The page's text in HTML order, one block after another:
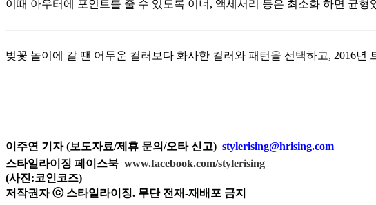
이때 아우터에 포인트를 줄 수 있도록 이너, 액세서리 등은 최소화 하면 균형
벚꽃 놀이에 갈 땐 어두운 컬러보다 화사한 컬러와 패턴을 선택하고, 2016
이주연 기자 (보도자료/제휴 문의/오타 신고) stylerising@hrising.com
스타일라이징 페이스북 www.facebook.com/stylerising
(사진:코인코즈)
저작권자 ⓒ 스타일라이징. 무단 전재-재배포 금지